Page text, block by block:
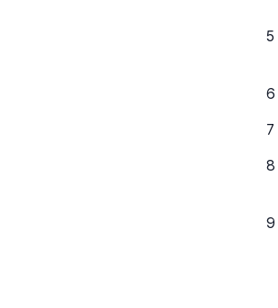
5
6
7
8
9